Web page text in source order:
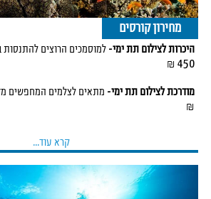
מחירון קורסים
היכרות לצילום תת ימי- למוסמכים הרוצים להתנסות
450 ₪
מודרכת לצילום תת ימי-
₪
קורס צילום תת ימי
בכל יום הרצאה, שתי צלילות וסשן ביקורת.
קרא עוד...